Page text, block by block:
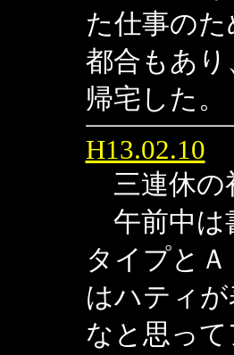
た仕事の
都合もあ
帰宅した。
H13.02.10
三連休の
午前中は
タイプと
はハティ
なと思っ